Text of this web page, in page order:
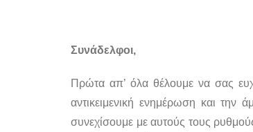
Συνάδελφοι,
Πρώτα απ’ όλα θέλουμε να σας
αντικειμενική ενημέρωση και
συνεχίσουμε με αυτούς τους